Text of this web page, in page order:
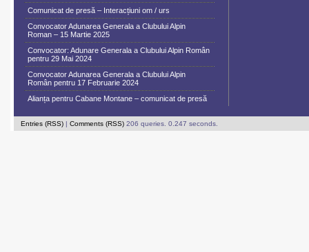
Comunicat de presă – Interacțiuni om / urs
Convocator Adunarea Generala a Clubului Alpin
Roman – 15 Martie 2025
Convocator: Adunare Generala a Clubului Alpin Român
pentru 29 Mai 2024
Convocator Adunarea Generala a Clubului Alpin
Român pentru 17 Februarie 2024
Alianța pentru Cabane Montane – comunicat de presă
Entries (RSS) | Comments (RSS) 206 queries. 0.247 seconds.